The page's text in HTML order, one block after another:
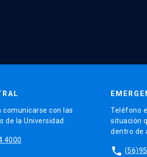
comunicarse con las
de la Universidad.
4000
Teléfono
situación
dentro de
phone